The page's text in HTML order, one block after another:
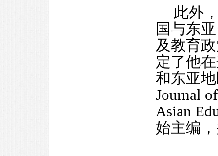
此外
国与东
及教育
定了他
和东亚
Journal
Asian
始主编